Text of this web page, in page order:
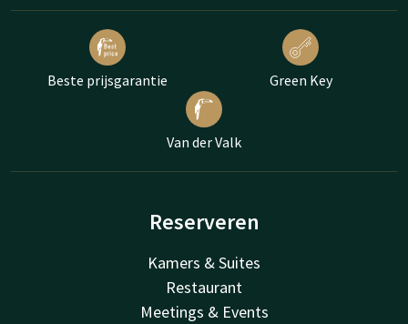
Beste prijsgarantie Green Key
Van der Valk
Reserveren
Kamers & Suites
Restaurant
Meetings & Events